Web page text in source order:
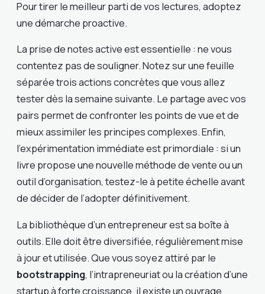
Pour tirer le meilleur parti de vos lectures, adoptez
une démarche proactive.
La prise de notes active est essentielle : ne vous
contentez pas de souligner. Notez sur une feuille
séparée trois actions concrètes que vous allez
tester dès la semaine suivante. Le partage avec vos
pairs permet de confronter les points de vue et de
mieux assimiler les principes complexes. Enfin,
l’expérimentation immédiate est primordiale : si un
livre propose une nouvelle méthode de vente ou un
outil d’organisation, testez-le à petite échelle avant
de décider de l’adopter définitivement.
La bibliothèque d’un entrepreneur est sa boîte à
outils. Elle doit être diversifiée, régulièrement mise
à jour et utilisée. Que vous soyez attiré par le
bootstrapping, l’intrapreneuriat ou la création d’une
startup à forte croissance, il existe un ouvrage